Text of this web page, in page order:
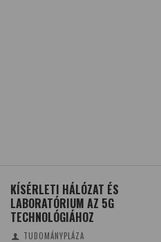
KÍSÉRLETI HÁLÓZAT ÉS
LABORATÓRIUM AZ 5G
TECHNOLÓGIÁHOZ
TUDOMÁNYPLÁZA